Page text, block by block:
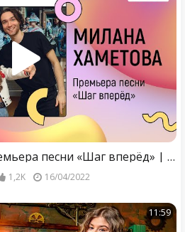
Милана Хаметова: премьера песни «Шаг вперёд» | Развиваемся Вместе
1,2K 16/04/2022
11:59